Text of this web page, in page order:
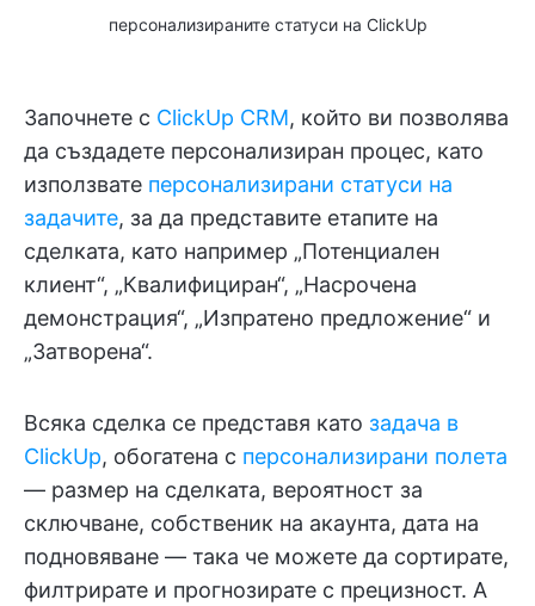
персонализираните статуси на ClickUp
Започнете с ClickUp CRM, който ви позволява
да създадете персонализиран процес, като
използвате персонализирани статуси на
задачите, за да представите етапите на
сделката, като например „Потенциален
клиент“, „Квалифициран“, „Насрочена
демонстрация“, „Изпратено предложение“ и
„Затворена“.
Всяка сделка се представя като задача в
ClickUp, обогатена с персонализирани полета
— размер на сделката, вероятност за
сключване, собственик на акаунта, дата на
подновяване — така че можете да сортирате,
филтрирате и прогнозирате с прецизност. А